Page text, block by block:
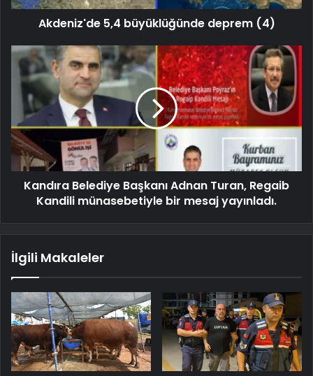
Akdeniz'de 5,4 büyüklüğünde deprem (4)
Kandıra Belediye Başkanı Adnan Turan, Regaib
Kandili münasebetiyle bir mesaj yayınladı.
İlgili Makaleler